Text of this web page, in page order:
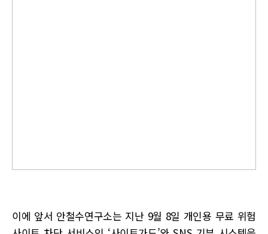
이에 앞서 안철수연구소는 지난 9월 8일 개인용 무료 위험